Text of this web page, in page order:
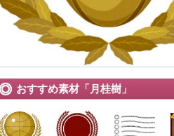
おすすめ素材「月桂樹」